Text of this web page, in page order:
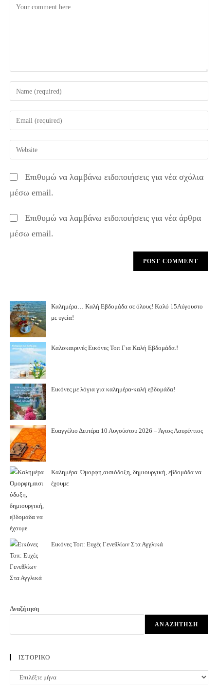
Comment
Enter
your
name
comment
Enter
your
email
address
comment
Enter
your
URL
(optional)
Επιθυμώ να λαμβάνω ειδοποιήσεις για νέα σχόλια
μέσω email.
Επιθυμώ να λαμβάνω ειδοποιήσεις για νέα άρθρα
μέσω email.
Καλημέρα… Καλή Εβδομάδα σε όλους! Καλό 15Αύγουστο
με υγεία!
Καλοκαιρινές Εικόνες Τοπ Για Καλή Εβδομάδα.!
Εικόνες με λόγια για καλημέρα-καλή εβδομάδα!
Ευαγγέλιο Δευτέρα 10 Αυγούστου 2026 – Άγιος Λαυρέντιος
Καλημέρα. Όμορφη,αισιόδοξη, δημιουργική, εβδομάδα να
έχουμε
Εικόνες Τοπ: Ευχές Γενεθλίων Στα Αγγλικά
Αναζήτηση
ΑΝΑΖΉΤΗΣΗ
ΙΣΤΟΡΙΚΟ
ΙΣΤΟΡΙΚΟ